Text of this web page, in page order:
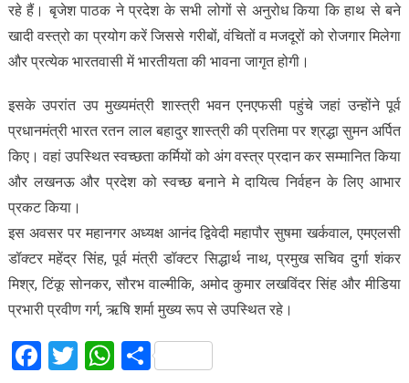
रहे हैं। बृजेश पाठक ने प्रदेश के सभी लोगों से अनुरोध किया कि हाथ से बने
खादी वस्त्रो का प्रयोग करें जिससे गरीबों, वंचितों व मजदूरों को रोजगार मिलेगा
और प्रत्येक भारतवासी में भारतीयता की भावना जागृत होगी।
इसके उपरांत उप मुख्यमंत्री शास्त्री भवन एनएफसी पहुंचे जहां उन्होंने पूर्व
प्रधानमंत्री भारत रतन लाल बहादुर शास्त्री की प्रतिमा पर श्रद्धा सुमन अर्पित
किए। वहां उपस्थित स्वच्छता कर्मियों को अंग वस्त्र प्रदान कर सम्मानित किया
और लखनऊ और प्रदेश को स्वच्छ बनाने मे दायित्व निर्वहन के लिए आभार
प्रकट किया।
इस अवसर पर महानगर अध्यक्ष आनंद द्विवेदी महापौर सुषमा खर्कवाल, एमएलसी
डॉक्टर महेंद्र सिंह, पूर्व मंत्री डॉक्टर सिद्धार्थ नाथ, प्रमुख सचिव दुर्गा शंकर
मिश्र, टिंकू सोनकर, सौरभ वाल्मीकि, अमोद कुमार लखविंदर सिंह और मीडिया
प्रभारी प्रवीण गर्ग, ऋषि शर्मा मुख्य रूप से उपस्थित रहे।
Facebook
Twitter
WhatsApp
Share